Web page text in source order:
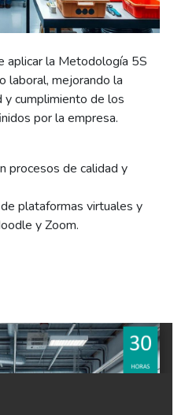
aplicar la Metodología 5S
laboral, mejorando la
y cumplimiento de los
por la empresa.
procesos de calidad y
plataformas virtuales y
y Zoom.